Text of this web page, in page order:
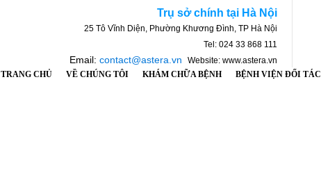
Trụ sở chính tại Hà Nội
25 Tô Vĩnh Diện, Phường Khương Đình, TP Hà Nội
Tel: 024 33 868 111
Email: contact@astera.vn
Website: www.astera.vn
TRANG CHỦ VỀ CHÚNG TÔI KHÁM CHỮA BỆNH BỆNH VIỆN ĐỐI TÁC